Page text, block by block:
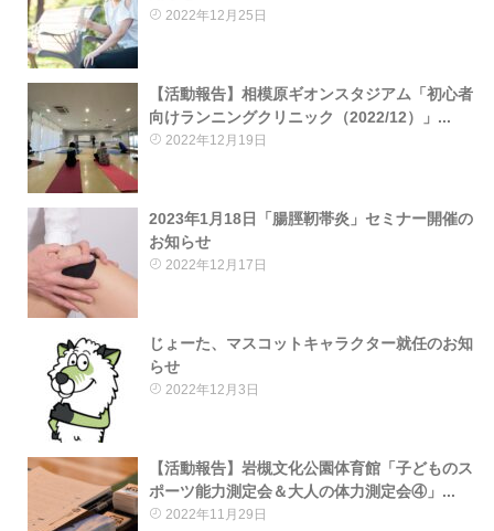
2022年12月25日
【活動報告】相模原ギオンスタジアム「初心者
向けランニングクリニック（2022/12）」...
2022年12月19日
2023年1月18日「腸脛靭帯炎」セミナー開催の
お知らせ
2022年12月17日
じょーた、マスコットキャラクター就任のお知
らせ
2022年12月3日
【活動報告】岩槻文化公園体育館「子どものス
ポーツ能力測定会＆大人の体力測定会④」...
2022年11月29日